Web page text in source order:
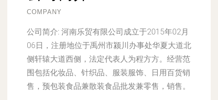
COMPANY
公司简介: 河南乐贸有限公司成立于2015年02月
06日，注册地位于禹州市颍川办事处华夏大道北
侧轩辕大道西侧，法定代表人为程方方。经营范
围包括化妆品、针织品、服装服饰、日用百货销
售，预包装食品兼散装食品批发兼零售，销售。